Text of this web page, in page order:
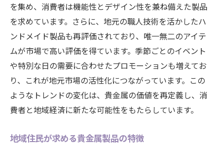
サステナビリティと貴金属市場の関係
大府市の市場が目指すべき方向性
貴金属産業の未来への展望
貴金属業界の変遷と大府市での需要の変化を理
解する
産業の歴史が今に与える影響
市場変化が貴金属に求めるもの
貴金属需要を左右する要因の分析
を集め、消費者は機能性とデザイン性を兼ね備えた製品
を求めています。さらに、地元の職人技術を活かしたハ
ンドメイド製品も再評価されており、唯一無二のアイテ
ムが市場で高い評価を得ています。季節ごとのイベント
や特別な日の需要に合わせたプロモーションも増えてお
り、これが地元市場の活性化につながっています。この
ようなトレンドの変化は、貴金属の価値を再定義し、消
費者と地域経済に新たな可能性をもたらしています。
地域住民が求める貴金属製品の特徴